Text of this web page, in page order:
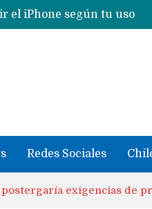
se llevaron datos
Redes Sociales
exigencias de